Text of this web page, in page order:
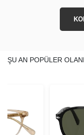
ŞU AN POPÜLER